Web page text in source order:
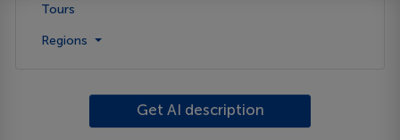
Tours
Regions
Get AI description